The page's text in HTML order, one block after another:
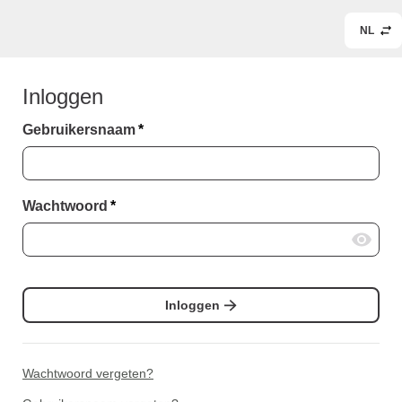
NL
Inloggen
Gebruikersnaam*
Wachtwoord *
Inloggen
Wachtwoord vergeten?